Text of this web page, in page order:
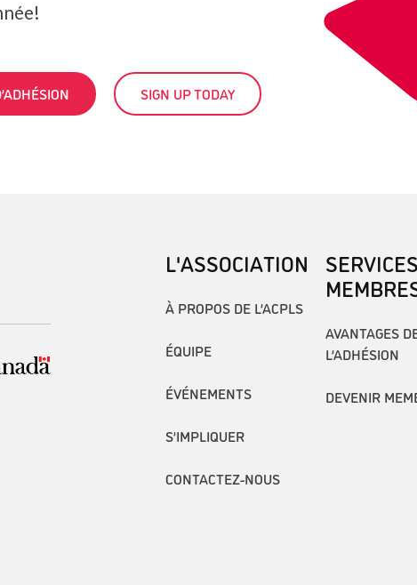
SIGN UP TODAY
L'ASSOCIATION
À PROPOS DE L’ACPLS
ÉQUIPE
ÉVÉNEMENTS
S’IMPLIQUER
CONTACTEZ-NOUS
AVANTAGES
L’ADHÉSION
DEVENIR